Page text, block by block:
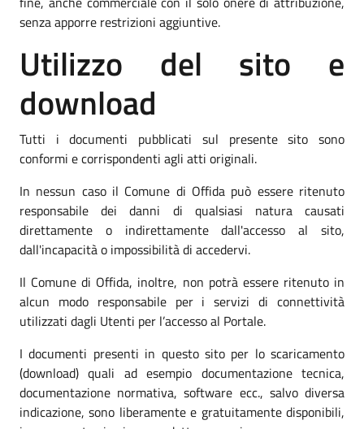
senza apporre restrizioni aggiuntive.
Utilizzo del sito e
download
Tutti i documenti pubblicati sul presente sito sono
conformi e corrispondenti agli atti originali.
In nessun caso il Comune di Offida può essere ritenuto
responsabile dei danni di qualsiasi natura causati
direttamente o indirettamente dall'accesso al sito,
dall'incapacità o impossibilità di accedervi.
Il Comune di Offida, inoltre, non potrà essere ritenuto in
alcun modo responsabile per i servizi di connettività
utilizzati dagli Utenti per l’accesso al Portale.
I documenti presenti in questo sito per lo scaricamento
(download) quali ad esempio documentazione tecnica,
documentazione normativa, software ecc., salvo diversa
indicazione, sono liberamente e gratuitamente disponibili,